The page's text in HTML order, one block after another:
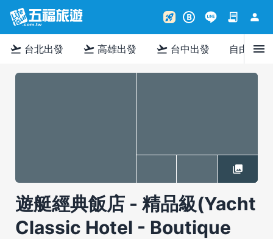
rocket_launch B contract person
flight_takeoff 台北出發 flight_takeoff 高雄出發 flight_takeoff 台中出發 自由行menu
遊艇經典飯店 - 精品級(Yacht
Classic Hotel - Boutique